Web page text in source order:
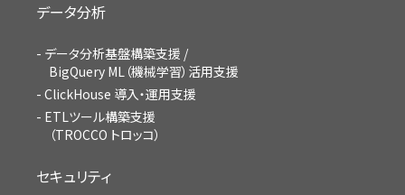
データ分析
データ分析基盤構築支援 /
BigQuery ML（機械学習）活用支援
ClickHouse 導入・運用支援
ETLツール構築支援
（TROCCO トロッコ）
セキュリティ